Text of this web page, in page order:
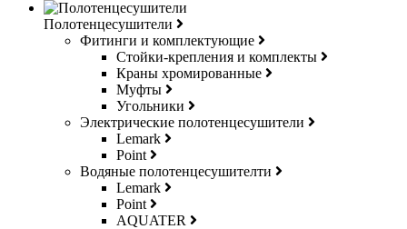
Полотенцесушители
Фитинги и комплектующие
Стойки-крепления и комплекты
Краны хромированные
Муфты
Угольники
Электрические полотенцесушители
Lemark
Point
Водяные полотенцесушителти
Lemark
Point
AQUATER